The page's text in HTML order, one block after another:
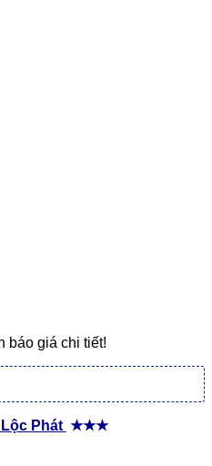
báo giá chi tiết!
Phát ★★★